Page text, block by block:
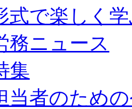
式で楽しく
務ニュース
集
当者のため